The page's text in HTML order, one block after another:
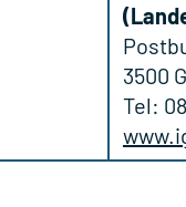
3500
Tel: